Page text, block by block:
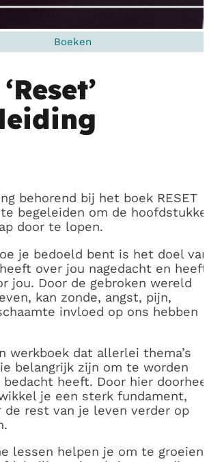
Boeken
behorend bij het boek RESET
begeleiden om de
door te lopen.
je bedoeld bent is het doel van
heeft over jou nagedacht en heeft
jou. Door de gebroken wereld
kan zonde, angst, pijn,
invloed op ons hebben
werkboek dat allerlei thema’s
belangrijk zijn om te worden
bedacht heeft. Door hier
je een sterk fundament,
de rest van je leven verder op
lessen helpen je om te groeien